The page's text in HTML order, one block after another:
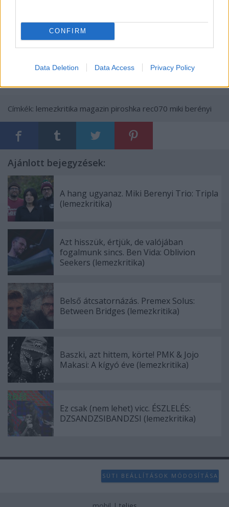
CONFIRM
Data Deletion Data Access Privacy Policy
Címkék: lemezkritika magazin piroshka rec070 miki berényi
Ajánlott bejegyzések:
A hang ugyanaz. Miki Berenyi Trio: Tripla
(lemezkritika)
Azt hisszük, értjük, de valójában
fogalmunk sincs. Ben Vida: Oblivion
Seekers (lemezkritika)
Belső átcsatornázás. Premex Solus:
Between Bridges (lemezkritika)
Baszki, azt hittem, körte! PMK & Jojo
Makasi: A kígyó éve (lemezkritika)
Ez csak (nem lehet) vicc. ÉSZLELÉS:
DZSANDZSIBANDZSI (lemezkritika)
SÜTI BEÁLLÍTÁSOK MÓDOSÍTÁSA